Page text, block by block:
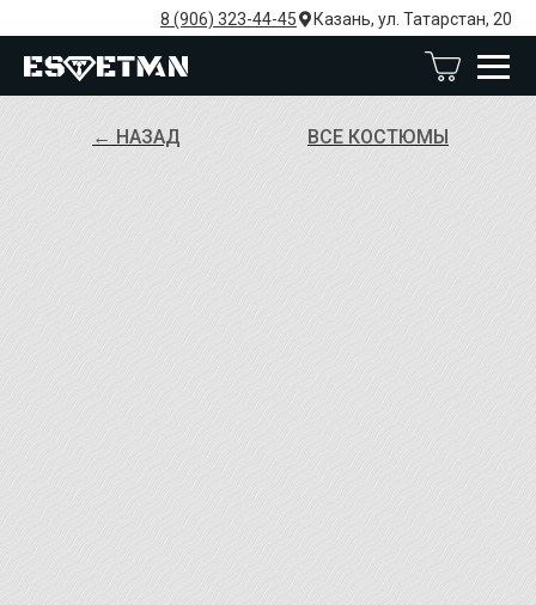
8 (906) 323-44-45 Казань, ул. Татарстан, 20
ВСЕ КОСТЮМЫ
← НАЗАД